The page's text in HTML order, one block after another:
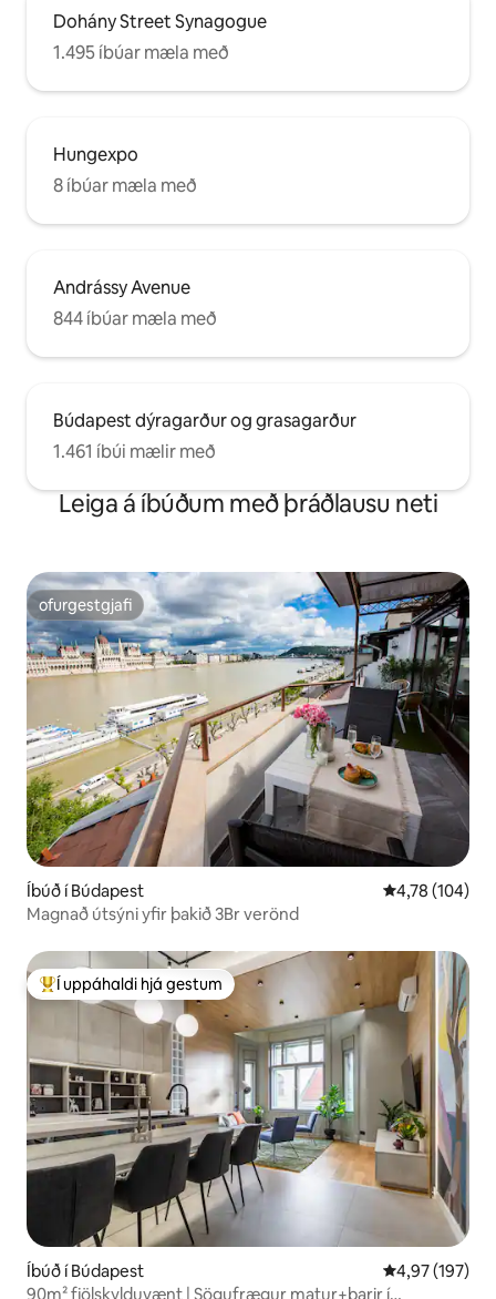
Dohány Street Synagogue
1.495 íbúar mæla með
Hungexpo
8 íbúar mæla með
Andrássy Avenue
844 íbúar mæla með
Búdapest dýragarður og grasagarður
1.461 íbúi mælir með
Leiga á íbúðum með þráðlausu neti
ofurgestgjafi
ofurgestgjafi
Íbúð í Búdapest 4,78 af 5 í
4,78 (104)
Magnað útsýni yfir þakið 3Br verönd
Í mestu uppáhaldi hjá gestum
Í uppáhaldi hjá gestum
Íbúð í Búdapest 4,97 af 5 í
4,97 (197)
90m² fjölskylduvænt | Sögufrægur matur+barir í